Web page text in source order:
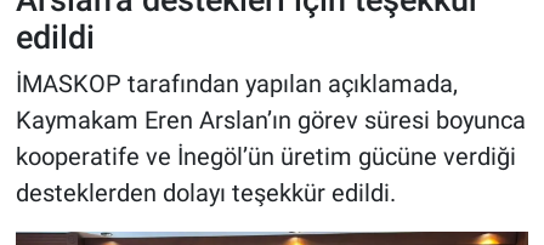
edildi
İMASKOP tarafından yapılan açıklamada,
Kaymakam Eren Arslan’ın görev süresi boyunca
kooperatife ve İnegöl’ün üretim gücüne verdiği
desteklerden dolayı teşekkür edildi.